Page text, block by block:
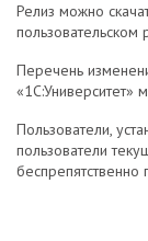
Релиз можно
пользовательском
Перечень
«1С:Университет»
Пользователи,
пользователи